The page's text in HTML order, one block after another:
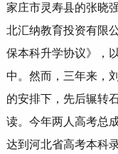
家庄市灵寿县的张晓
北汇纳教育投资有限
保本科升学协议》，
中。然而，三年来，
的安排下，先后辗转
读。今年两人高考总
达到河北省高考本科